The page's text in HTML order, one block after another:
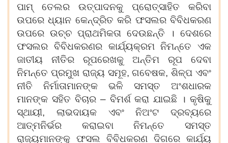
ପାମ୍ ତେଲର ଉତ୍ପାଦନକୁ ପ୍ରୋତ୍ସାହିତ କରିବା
ଉପରେ ଧ୍ୟାନ କେନ୍ଦ୍ରିତ କରି ଫସଲର ବିବିଧକରଣ
ଉପରେ ଉଚ୍ଚ ପ୍ରାଥମିକତା ଦେଉଛନ୍ତି । ଦେଶରେ
ଫସଲର ବିବିଧକରଣର କାର୍ଯ୍ୟକ୍ରମ ନିମନ୍ତେ ଏକ
ଜାତୀୟ ନୀତିର ରୂପରେଖକୁ ଅନ୍ତିମ ରୂପ ଦେବା
ନିମନ୍ତେ ପ୍ରମୁଖ ରାଜ୍ୟ ସମୂହ, ଗବେଷକ, ଶିଳ୍ପ ଏବଂ
ନୀତି ନିର୍ମାତାମାନଙ୍କ ଭଳି ସମସ୍ତ ଅଂଶଧାରକ
ମାନଙ୍କ ସହିତ ବିଚାର – ବିମର୍ଶ କରା ଯାଇଛି । କୃଷିକୁ
ସ୍ଥାୟୀ, ଲାଭଦାୟକ ଏବଂ ନିଅଂଟ ଦ୍ରବ୍ୟରେ
ଆତ୍ମନିର୍ଭର କରାଇବା ନିମନ୍ତେ ସମସ୍ତ
ରାଜ୍ୟମାନଙ୍କୁ ଫସଲ ବିବିଧକରଣ ଦିଗରେ କାର୍ଯ୍ୟ